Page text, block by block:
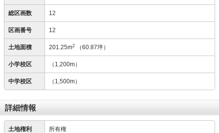
総区画数 12
区画番号 12
土地面積 201.25m2 （60.87坪）
小学校区 （1,200m）
中学校区 （1,500m）
詳細情報
土地権利 所有権